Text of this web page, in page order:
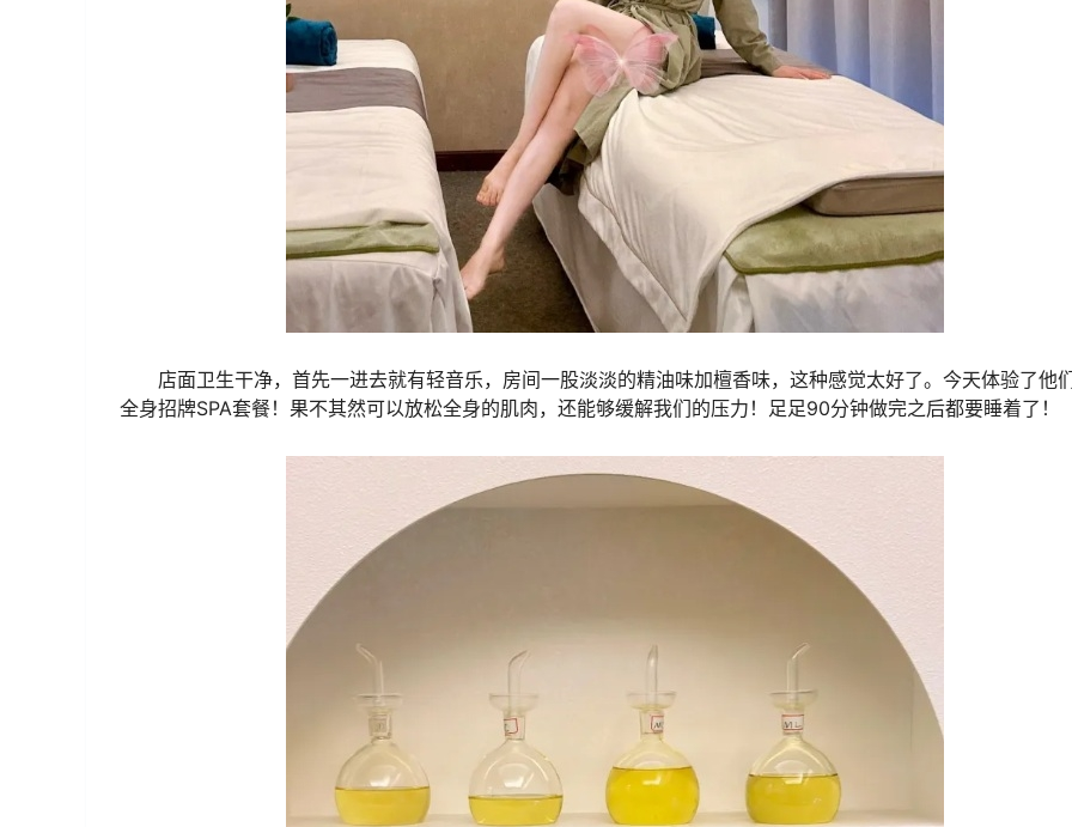
店面卫生干净，首先一进去就有轻音乐，房间一股淡淡的精油味加檀香味，这种感觉太好了。今天体验了他
全身招牌SPA套餐！果不其然可以放松全身的肌肉，还能够缓解我们的压力！足足90分钟做完之后都要睡着了！